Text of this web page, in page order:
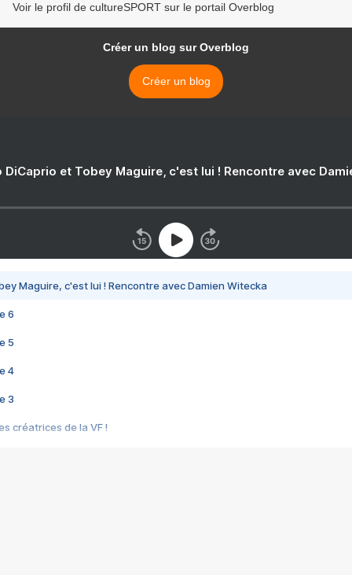
Voir le profil de cultureSPORT sur le portail Overblog
Créer un blog sur Overblog
Créer un blog
DiCaprio et Tobey Maguire, c'est lui ! Rencontre avec
Maguire, c'est lui ! Rencontre avec Damien Witecka
6
5
4
3
créatrices de la VF !